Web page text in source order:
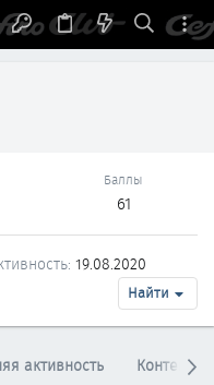
Баллы
61
19.08.2020
Найти
активность Контент